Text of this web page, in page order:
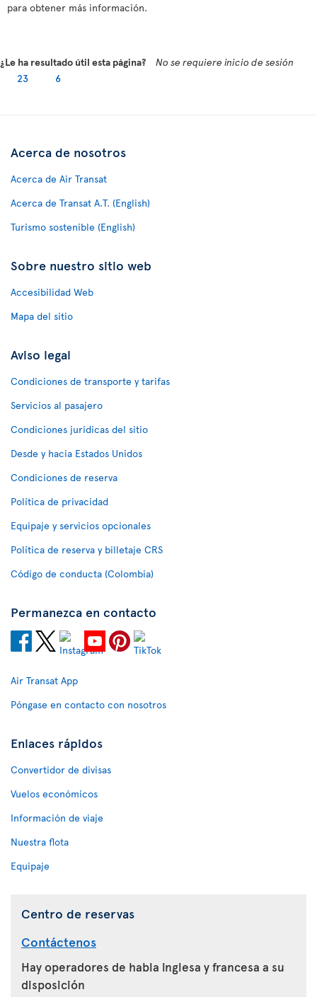
para obtener más información.
¿Le ha resultado útil esta página?
No se requiere inicio de sesión
23
6
Acerca de nosotros
Acerca de Air Transat
Acerca de Transat A.T. (English)
Turismo sostenible (English)
Sobre nuestro sitio web
Accesibilidad Web
Mapa del sitio
Aviso legal
Condiciones de transporte y tarifas
Servicios al pasajero
Condiciones jurídicas del sitio
Desde y hacia Estados Unidos
Condiciones de reserva
Política de privacidad
Equipaje y servicios opcionales
Política de reserva y billetaje CRS
Código de conducta (Colombia)
Permanezca en contacto
Air Transat App
Póngase en contacto con nosotros
Enlaces rápidos
Convertidor de divisas
Vuelos económicos
Información de viaje
Nuestra flota
Equipaje
Centro de reservas
Contáctenos
Hay operadores de habla inglesa y francesa a su
disposición